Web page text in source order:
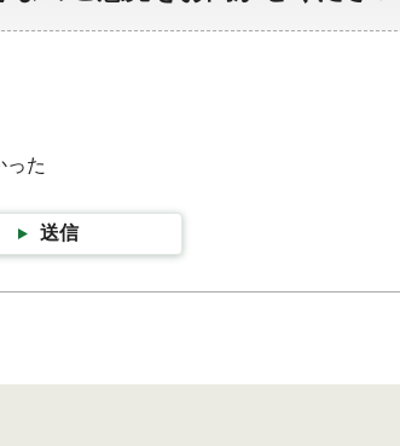
った
送信